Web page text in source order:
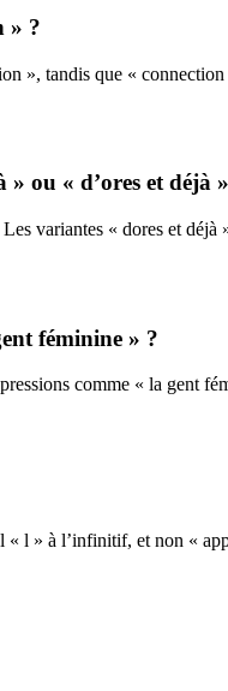
» ?
», tandis que «
» ou « d’ores et déjà
variantes « dores et
féminine » ?
comme « la gent
« l » à l’infinitif, et non «